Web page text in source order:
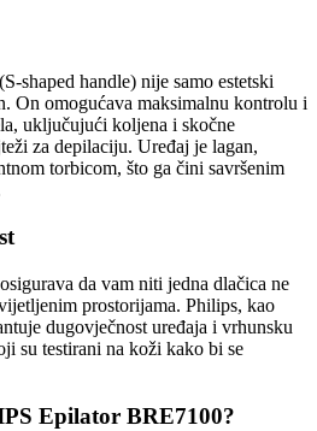
shaped handle) nije samo estetski
On omogućava maksimalnu kontrolu i
uključujući koljena i skočne
za depilaciju. Uređaj je lagan,
torbicom, što ga čini savršenim
da vam niti jedna dlačica ne
prostorijama. Philips, kao
dugovječnost uređaja i vrhunsku
su testirani na koži kako bi se
Epilator BRE7100?